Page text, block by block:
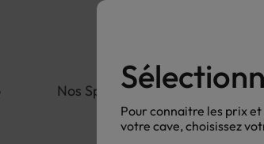
Nos Spiritueux Nos
Pour connaitre les prix
votre cave, choisissez